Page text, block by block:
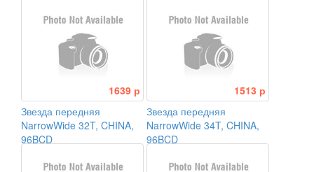
1639 р
Звезда передняя
NarrowWide 32T, CHINA,
96BCD
1513 р
Звезда передняя
NarrowWide 34T, CHINA,
96BCD